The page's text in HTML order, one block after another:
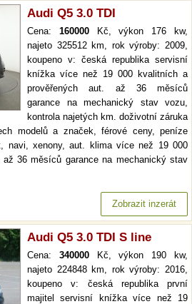
Audi Q5 3.0 TDI
Cena: 160000Kč, výkon 176 kw,
najeto 325512 km, rok výroby: 2009,
koupeno v: česká republika servisní
knížka více než 19 000 kvalitních a
prověřených aut. až 36 měsíců
garance na mechanický stav vozu,
kontrola najetých km. doživotní záruka
modelů a značek, férové ceny, peníze
navi, xenony, aut. klima více než 19 000
36 měsíců garance na mechanický stav
Zobrazit inzerát
Audi Q5 3.0 TDI S line
Cena: 340000Kč, výkon 190 kw,
najeto 224848 km, rok výroby: 2016,
koupeno v: česká republika první
majitel servisní knížka více než 19